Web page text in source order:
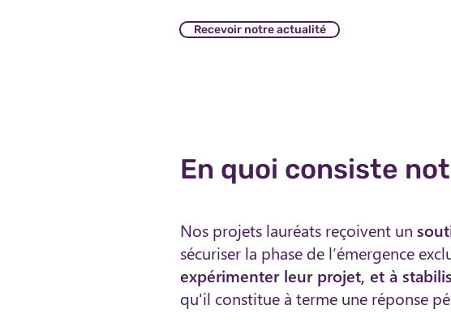
Recevoir notre actualité
En quoi consiste
Nos projets lauréats reçoivent un
sécuriser la phase de l’émergence
expérimenter leur projet, et à
qu'il constitue à terme une réponse